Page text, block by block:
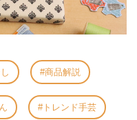
商品解説
トレンド手芸